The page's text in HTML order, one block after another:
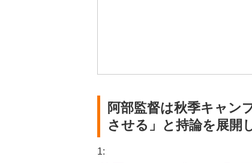
阿部監督は秋季キャン
させる」と持論を展開
1: